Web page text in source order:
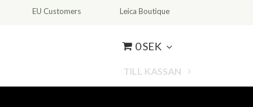
EU Customers Leica Boutique
0 SEK
TILL KASSAN